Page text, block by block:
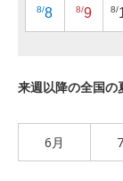
8/8 8/9 8/
来週以降の全国の
6月